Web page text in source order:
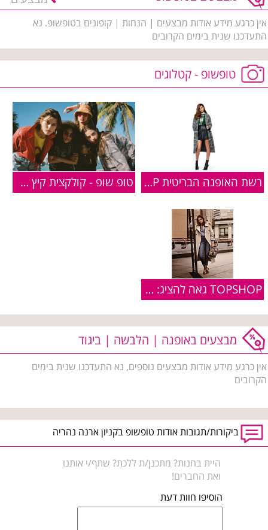
אין כרגע מידע אודות מבצעים | הנחות | קופונים בטופשופ. נא
התעדכנו שנית בימים הקרובים
טופשופ - קטלוגים
רשת האופנה הבריטית TOPSHOP משיקה את: קולקציית סתיו-חורף 2018 טופ שופ - קולקצית קיץ 2018
TOPSHOP גאה להציג: קולקציית מעילים לסתיו חורף 2016-17
מבצעים באופנה | הלבשה | ביגוד
אין כרגע מידע אודות מבצעים נוספים, נא התעדכנו שנית בימים
הקרובים
ביקורות/תגובות אודות טופשופ בקניון ארנה נהריה
היית בחנות? מתכנן/ת ללכת? שתף/י אותנו
ואת החברים!
הוסיפו חוות דעת